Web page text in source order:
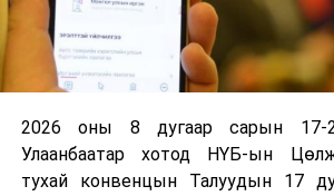
Боловсрол,
соёл,
ухаан,
спортын
байнгын
Соёлын
бүтээлч
дэмжих
хуулийн
болон хамт
2026 оны 8 дугаар сарын 17-
Улаанбаатар хотод НҮБ-ын
тухай конвенцын Талуудын 17